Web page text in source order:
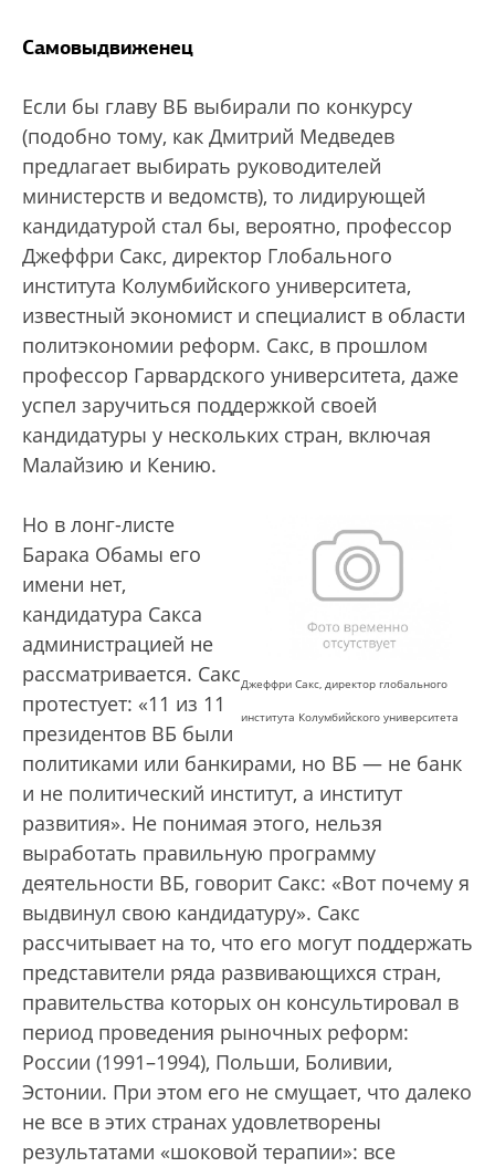
Самовыдвиженец
Если бы главу ВБ выбирали по конкурсу
(подобно тому, как Дмитрий Медведев
предлагает выбирать руководителей
министерств и ведомств), то лидирующей
кандидатурой стал бы, вероятно, профессор
Джеффри Сакс, директор Глобального
института Колумбийского университета,
известный экономист и специалист в области
политэкономии реформ. Сакс, в прошлом
профессор Гарвардского университета, даже
успел заручиться поддержкой своей
кандидатуры у нескольких стран, включая
Малайзию и Кению.
Джеффри Сакс, директор глобального
института Колумбийского университета
Но в лонг-листе
Барака Обамы его
имени нет,
кандидатура Сакса
администрацией не
рассматривается. Сакс
протестует: «11 из 11
президентов ВБ были
политиками или банкирами, но ВБ — не банк
и не политический институт, а институт
развития». Не понимая этого, нельзя
выработать правильную программу
деятельности ВБ, говорит Сакс: «Вот почему я
выдвинул свою кандидатуру». Сакс
рассчитывает на то, что его могут поддержать
представители ряда развивающихся стран,
правительства которых он консультировал в
период проведения рыночных реформ:
России (1991–1994), Польши, Боливии,
Эстонии. При этом его не смущает, что далеко
не все в этих странах удовлетворены
результатами «шоковой терапии»: все